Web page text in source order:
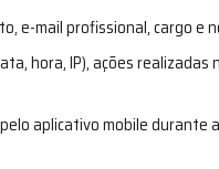
e-mail profissional, cargo e
hora, IP), ações
aplicativo mobile